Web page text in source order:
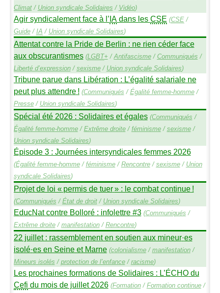
Climat/ Union syndicale Solidaires / Vidéo)
Agir syndicalement face à l’IAdans les CSE (CSE/
Guide/ IA / Union syndicale Solidaires)
Attentat contre la Pride de Berlin : ne rien céder face
aux obscurantismes (LGBT+ / Antifascisme/ Communiqués /
Liberté d’expression/ sexisme/ Union syndicale Solidaires)
Tribune parue dans Libération : L’égalité salariale ne
peut plus attendre ! (Communiqués / Égalité femme-homme/
Presse/ Union syndicale Solidaires)
Spécial été 2026 : Solidaires et égales (Communiqués /
Égalité femme-homme/ Extrême droite/ féminisme/ sexisme/
Union syndicale Solidaires)
Épisode 3 : Journées intersyndicales femmes 2026
(Égalité femme-homme/ féminisme/ Rencontre/ sexisme/ Union
syndicale Solidaires)
Projet de loi « permis de tuer» : le combat continue !
(Communiqués / État de droit/ Union syndicale Solidaires)
EducNat contre Bolloré : infolettre #3 (Communiqués /
Extrême droite/ manifestation/ Rencontre)
22 juillet : rassemblement en soutien aux mineur·es
isolé·es en Seine et Marne (colonialisme/ manifestation/
Mineurs isolés / protection de l’enfance/ racisme)
Les prochaines formations de Solidaires : L’ÉCHOdu
Cefi du mois de juillet 2026 (Formation/ Formation continue/